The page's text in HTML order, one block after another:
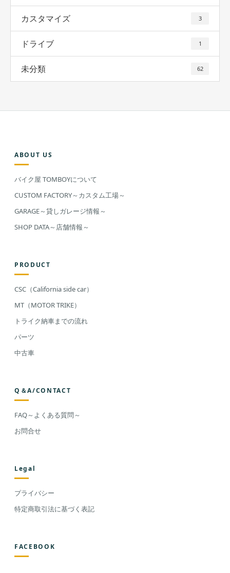
カスタマイズ 3
ドライブ 1
未分類 62
ABOUT US
バイク屋 TOMBOYについて
CUSTOM FACTORY～カスタム工場～
GARAGE～貸しガレージ情報～
SHOP DATA～店舗情報～
PRODUCT
CSC（California side car）
MT（MOTOR TRIKE）
トライク納車までの流れ
パーツ
中古車
Q＆A/CONTACT
FAQ～よくある質問～
お問合せ
Legal
プライバシー
特定商取引法に基づく表記
FACEBOOK